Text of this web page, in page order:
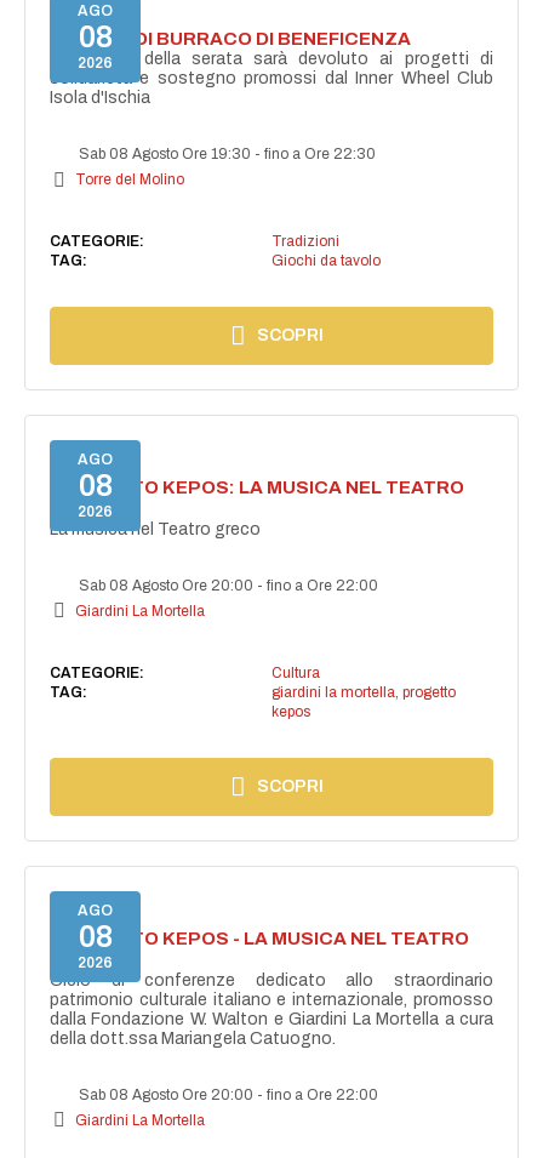
AGO
08
2026
TORNEO DI BURRACO DI BENEFICENZA
Il ricavato della serata sarà devoluto ai progetti di
solidarietà e sostegno promossi dal Inner Wheel Club
Isola d'Ischia
Sab 08 Agosto Ore 19:30 -fino a Ore 22:30
Torre del Molino
CATEGORIE:
Tradizioni
TAG:
Giochi da tavolo
SCOPRI
AGO
08
2026
PROGETTO KEPOS: LA MUSICA NEL TEATRO
GRECO
La musica nel Teatro greco
Sab 08 Agosto Ore 20:00 -fino a Ore 22:00
Giardini La Mortella
CATEGORIE:
Cultura
TAG:
giardini la mortella progetto
kepos
SCOPRI
AGO
08
2026
PROGETTO KEPOS - LA MUSICA NEL TEATRO
GRECO
Ciclo di conferenze dedicato allo straordinario
patrimonio culturale italiano e internazionale, promosso
dalla Fondazione W. Walton e Giardini La Mortella a cura
della dott.ssa Mariangela Catuogno.
Sab 08 Agosto Ore 20:00 -fino a Ore 22:00
Giardini La Mortella